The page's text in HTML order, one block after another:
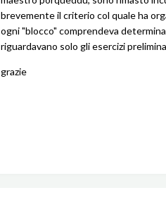
brevemente il criterio col quale ha
ogni "blocco" comprendeva
riguardavano solo gli esercizi
grazie